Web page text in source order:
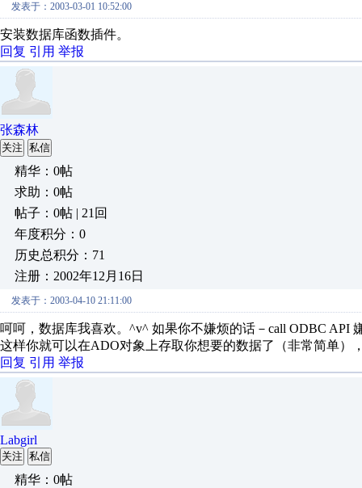
发表于：2003-03-01 10:52:00
安装数据库函数插件。
回复 引用 举报
张森林
关注 私信
精华：0帖
求助：0帖
帖子：0帖 | 21回
年度积分：0
历史总积分：71
注册：2002年12月16日
发表于：2003-04-10 21:11:00
呵呵，数据库我喜欢。^v^ 如果你不嫌烦的话－call ODBC
这样你就可以在ADO对象上存取你想要的数据了（非常简单）
回复 引用 举报
Labgirl
关注 私信
精华：0帖